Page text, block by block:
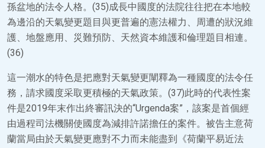
孫盆地的法令人格。(35)成長中國度的法院往往把在本地較
為邊沿的天氣變更題目與更普遍的憲法權力、周遭的狀況維
護、地盤應用、災難預防、天然資本維護和倫理題目相連。
(36)
這一潮水的特色是把應對天氣變更闡釋為一種國度的法令任
務，請求國度采取更積極的天氣政策。(37)此時的代表性案
件是2019年末作出終審訊決的“Urgenda案”，該案是首個經
由過程司法機關使國度為減排許諾擔任的案件。被告主意荷
蘭當局由於天氣變更應對不力而未能盡到《荷蘭平易近法